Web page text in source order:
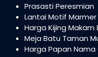
Prasasti Peresmian
Lantai Motif Marmer
Harga Kijing Makam
Meja Batu Taman
Harga Papan Nama